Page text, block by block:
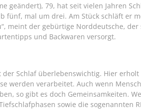
geändert), 79, hat seit vielen Jahren
fünf, mal um drei. Am Stück schläft er
meint der gebürtige Norddeutsche,
und Backwaren versorgt.
der Schlaf überlebenswichtig. Hier
werden verarbeitet. Auch wenn
so gibt es doch Gemeinsamkeiten.
sowie die sogenannten